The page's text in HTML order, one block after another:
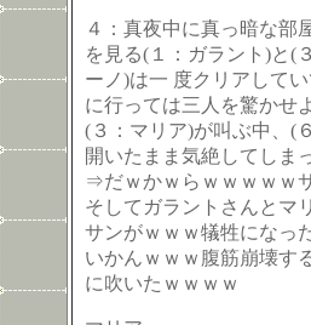
４：真夜中に真っ暗な部
を見る(１：ガラント)と(
ーノ)は一 度クリアして
に行っては三人を驚かせ
(３：マリア)が叫ぶ中、(
開いたまま気絶してしま
⇒だｗかｗらｗｗｗｗｗ
そしてガラントさんとマ
サンがｗｗｗ犠牲になっ
いかんｗｗｗ腹筋崩壊す
に吹いたｗｗｗｗ